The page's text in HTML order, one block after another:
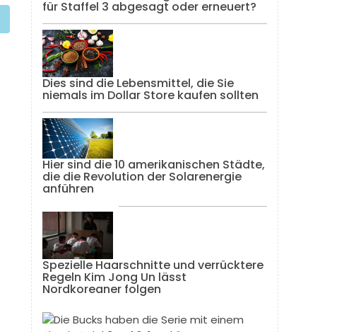
für Staffel 3 abgesagt oder erneuert?
Dies sind die Lebensmittel, die Sie
niemals im Dollar Store kaufen sollten
Hier sind die 10 amerikanischen Städte,
die die Revolution der Solarenergie
anführen
Spezielle Haarschnitte und verrücktere
Regeln Kim Jong Un lässt
Nordkoreaner folgen